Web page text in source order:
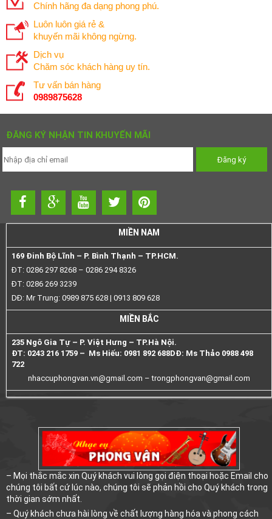
Chính hãng đa dạng phong phú.
Luôn luôn giá rẻ &
khuyến mãi không ngừng.
Dịch vụ
Chăm sóc khách hàng uy tín.
Tư vấn bán hàng
0989875628
ĐĂNG KÝ NHẬN TIN KHUYẾN MÃI
MIỀN NAM
169 Đinh Bộ Lĩnh – P. Bình Thạnh – TP.HCM.
ĐT: 0286 297 8268 – 0286 294 8326
ĐT: 0286 269 3239
DĐ: Mr Trung: 0989 875 628 | 0913 809 628
MIỀN BẮC
235 Ngô Gia Tự – P. Việt Hưng – TP.Hà Nội.
ĐT: 0243 216 1759 – Ms Hiếu: 0981 892 688DĐ: Ms Thảo 0988 498
722
nhaccuphongvan.vn@gmail.com –trongphongvan@gmail.com
– Mọi thắc mắc xin Quý khách vui lòng gọi điện thoại hoặc Email cho
chúng tôi bất cứ lúc nào, chúng tôi sẽ phản hồi cho Quý khách trong
thời gian sớm nhất.
– Quý khách chưa hài lòng về chất lượng hàng hóa và phong cách